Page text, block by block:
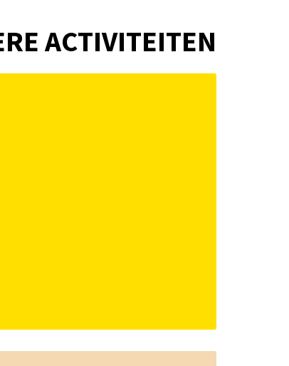
ACTIVITEITEN